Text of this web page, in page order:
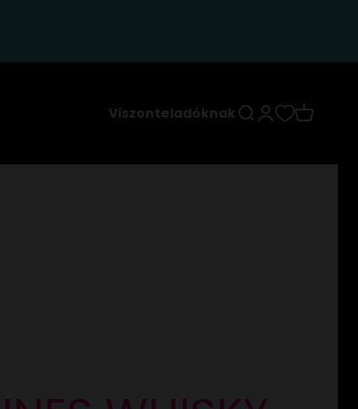
Viszonteladóknak Keresés
Bejelentkezés
Kosár